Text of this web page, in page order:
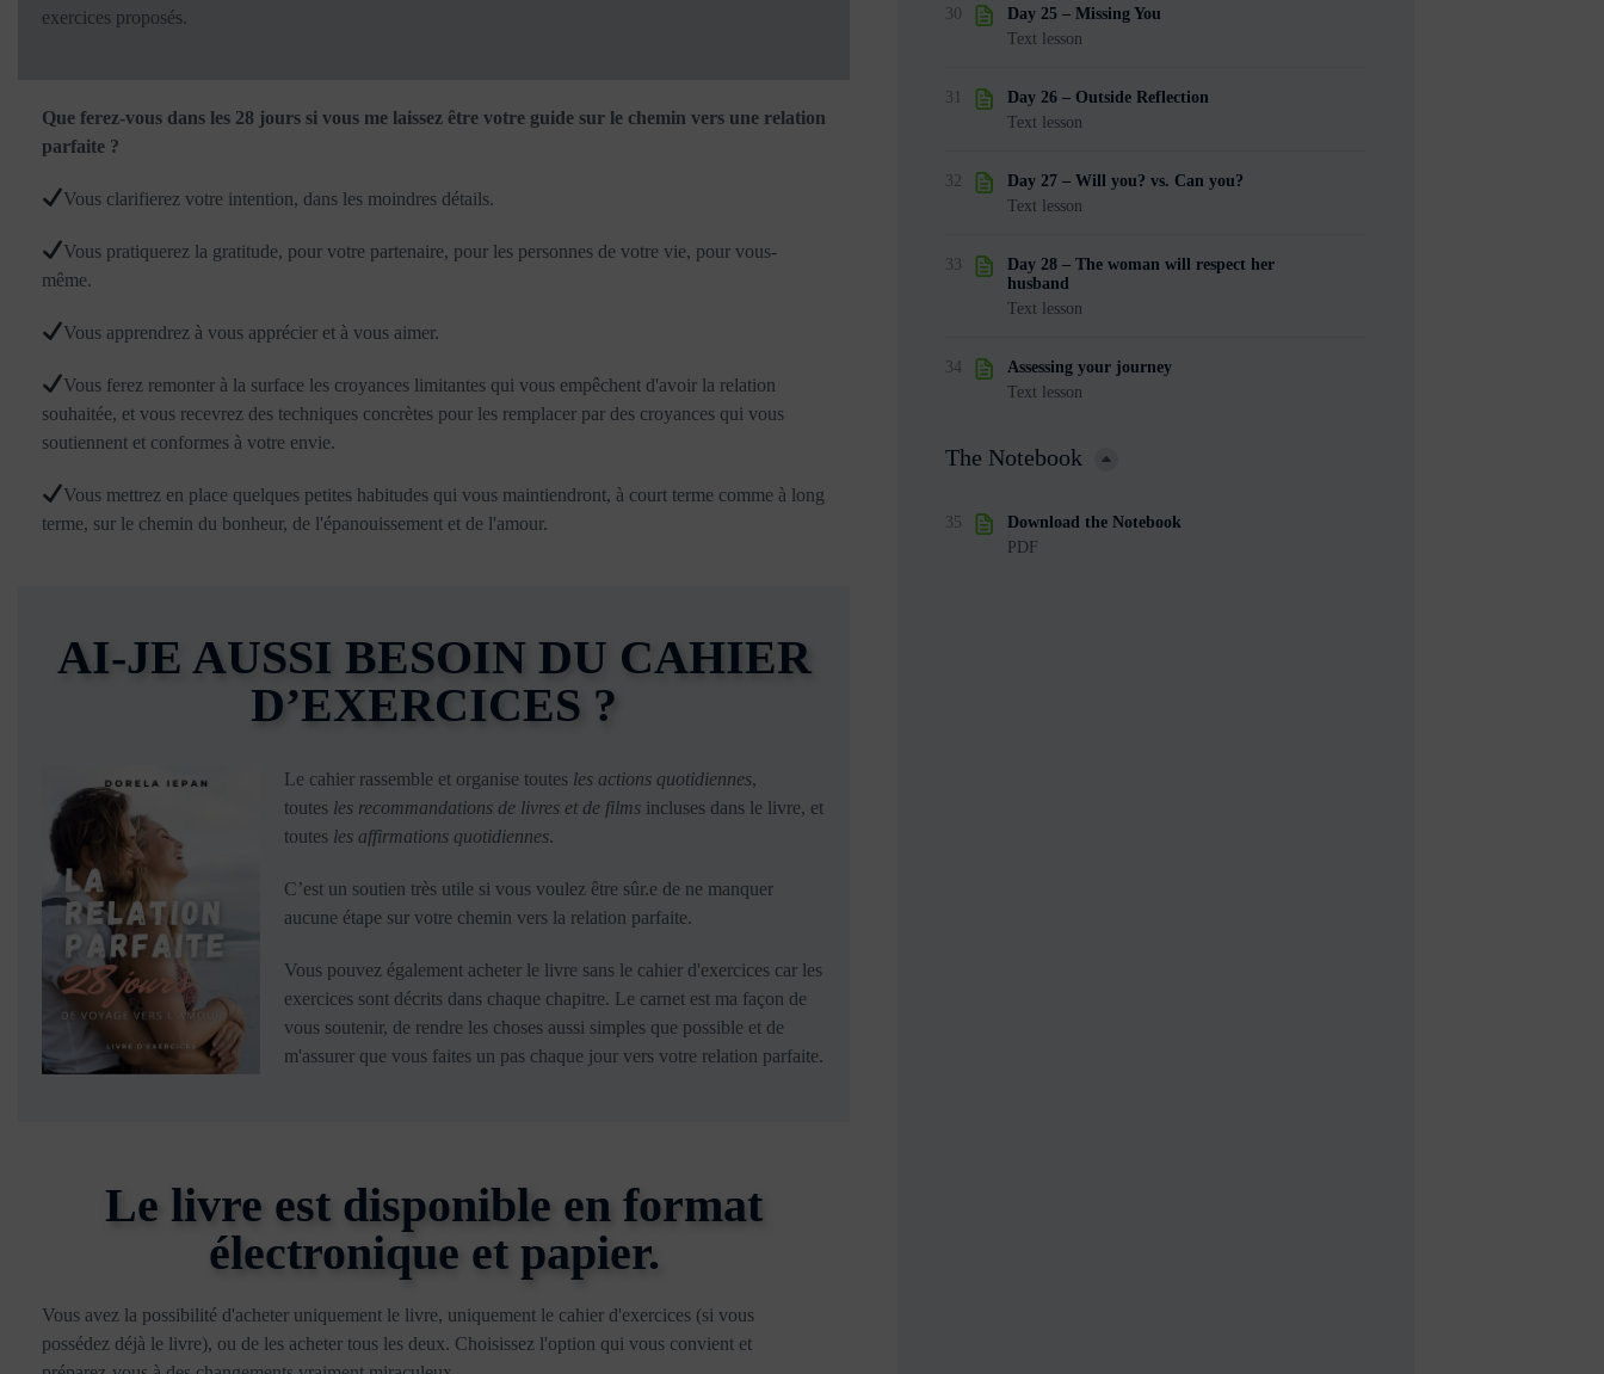
exercices proposés.
Que ferez-vous dans les 28 jours si vous me laissez être votre guide sur le chemin vers une relation
parfaite ?
Vous clarifierez votre intention, dans les moindres détails.
Vous pratiquerez la gratitude, pour votre partenaire, pour les personnes de votre vie, pour vous-
même.
Vous apprendrez à vous apprécier et à vous aimer.
Vous ferez remonter à la surface les croyances limitantes qui vous empêchent d'avoir la relation
souhaitée, et vous recevrez des techniques concrètes pour les remplacer par des croyances qui vous
soutiennent et conformes à votre envie.
Vous mettrez en place quelques petites habitudes qui vous maintiendront, à court terme comme à long
terme, sur le chemin du bonheur, de l'épanouissement et de l'amour.
AI-JE AUSSI BESOIN DU CAHIER
D’EXERCICES ?
Le cahier rassemble et organise toutes les actions quotidiennes,
toutes les recommandations de livres et de films incluses dans le livre, et
toutes les affirmations quotidiennes.
C’est un soutien très utile si vous voulez être sûr.e de ne manquer
aucune étape sur votre chemin vers la relation parfaite.
Vous pouvez également acheter le livre sans le cahier d'exercices car les
exercices sont décrits dans chaque chapitre. Le carnet est ma façon de
vous soutenir, de rendre les choses aussi simples que possible et de
m'assurer que vous faites un pas chaque jour vers votre relation parfaite.
Le livre est disponible en format
électronique et papier.
Vous avez la possibilité d'acheter uniquement le livre, uniquement le cahier d'exercices (si vous
possédez déjà le livre), ou de les acheter tous les deux. Choisissez l'option qui vous convient et
30
Day 25 – Missing You
Text lesson
31
Day 26 – Outside Reflection
Text lesson
32
Day 27 – Will you? vs. Can you?
Text lesson
33
Day 28 – The woman will respect her
husband
Text lesson
34
Assessing your journey
Text lesson
The Notebook
35
Download the Notebook
PDF